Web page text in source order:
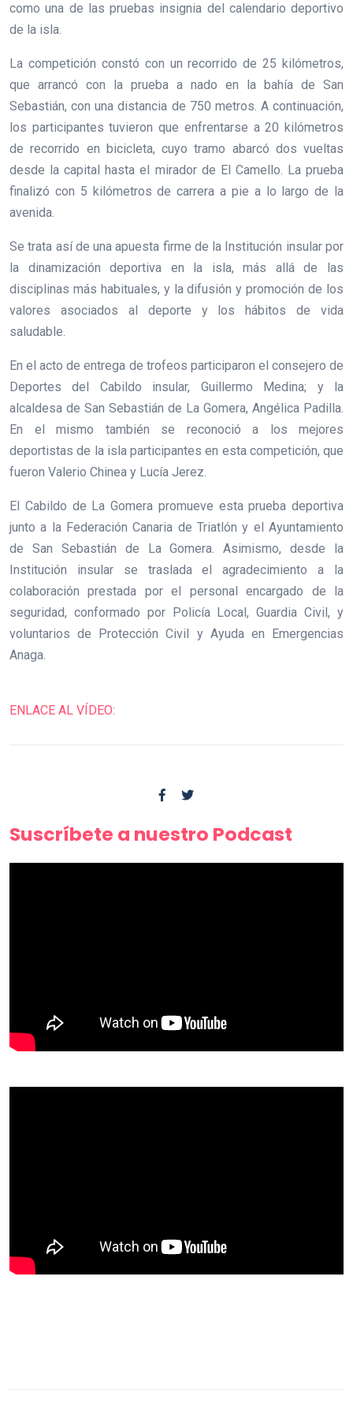
como una de las pruebas insignia del calendario deportivo
de la isla.
La competición constó con un recorrido de 25 kilómetros,
que arrancó con la prueba a nado en la bahía de San
Sebastián, con una distancia de 750 metros. A continuación,
los participantes tuvieron que enfrentarse a 20 kilómetros
de recorrido en bicicleta, cuyo tramo abarcó dos vueltas
desde la capital hasta el mirador de El Camello. La prueba
finalizó con 5 kilómetros de carrera a pie a lo largo de la
avenida.
Se trata así de una apuesta firme de la Institución insular por
la dinamización deportiva en la isla, más allá de las
disciplinas más habituales, y la difusión y promoción de los
valores asociados al deporte y los hábitos de vida
saludable.
En el acto de entrega de trofeos participaron el consejero de
Deportes del Cabildo insular, Guillermo Medina; y la
alcaldesa de San Sebastián de La Gomera, Angélica Padilla.
En el mismo también se reconoció a los mejores
deportistas de la isla participantes en esta competición, que
fueron Valerio Chinea y Lucía Jerez.
El Cabildo de La Gomera promueve esta prueba deportiva
junto a la Federación Canaria de Triatlón y el Ayuntamiento
de San Sebastián de La Gomera. Asimismo, desde la
Institución insular se traslada el agradecimiento a la
colaboración prestada por el personal encargado de la
seguridad, conformado por Policía Local, Guardia Civil, y
voluntarios de Protección Civil y Ayuda en Emergencias
Anaga.
ENLACE AL VÍDEO:
Suscríbete a nuestro Podcast